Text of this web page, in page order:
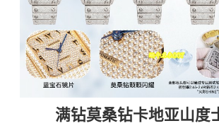
满钻莫桑钻卡地亚山度